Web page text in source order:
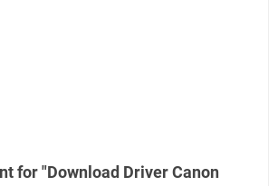
for "Download Driver Canon